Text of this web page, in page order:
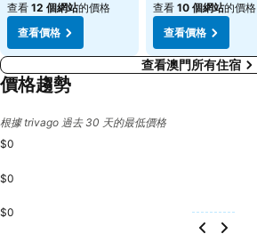
查看 12 個網站的價格
查看價格
查看 10 個網站的價格
查看價格
查看澳門所有住宿
價格趨勢
根據 trivago 過去 30 天的最低價格
$0
$0
$0